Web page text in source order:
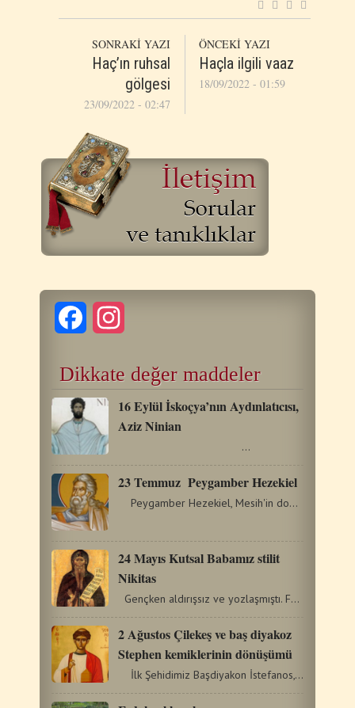
SONRAKİ YAZI
Haç’ın ruhsal
gölgesi
23/09/2022 - 02:47
ÖNCEKİ YAZI
Haçla ilgili vaaz
18/09/2022 - 01:59
Facebook
Dikkate değer maddeler
16 Eylül İskoçya’nın Aydınlatıcısı,
Aziz Ninian
…
23 Temmuz Peygamber Hezekiel
Peygamber Hezekiel, Mesih'in doğumundan önceki altıncı…
24 Mayıs Kutsal Babamız stilit
Nikitas
Gençken aldırışsız ve yozlaşmıştı. Fakat bir…
2 Ağustos Çilekeş ve baş diyakoz
Stephen kemiklerinin dönüşümü
İlk Şehidimiz Başdiyakon İstefanos, Yahudiler…